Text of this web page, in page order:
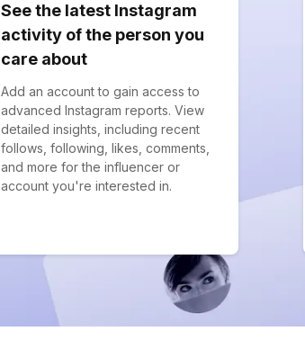
See the latest Instagram
activity of the person you
care about
Add an account to gain access to
advanced Instagram reports. View
detailed insights, including recent
follows, following, likes, comments,
and more for the influencer or
account you're interested in.